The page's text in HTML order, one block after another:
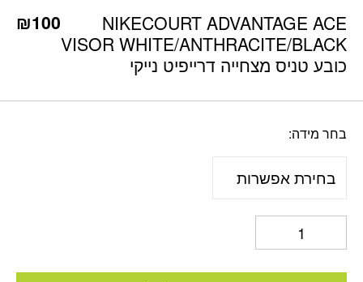
NIKECOURT ADVANTAGE ACE
VISOR WHITE/ANTHRACITE/BLACK
כובע טניס מצחייה דרייפיט נייקי
₪100
בחר מידה